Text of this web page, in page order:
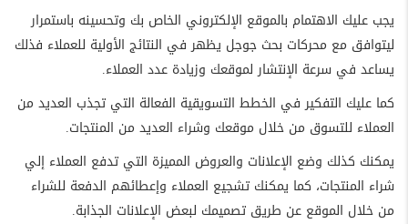
يجب عليك الاهتمام بالموقع الإلكتروني الخاص بك وتحسينه باستمرار
ليتوافق مع محركات بحث جوجل يظهر في النتائج الأولية للعملاء فذلك
يساعد في سرعة الإنتشار لموقعك وزيادة عدد العملاء.
كما عليك التفكير في الخطط التسويقية الفعالة التي تجذب العديد من
العملاء للتسوق من خلال موقعك وشراء العديد من المنتجات.
يمكنك كذلك وضع الإعلانات والعروض المميزة التي تدفع العملاء إلي
شراء المنتجات، كما يمكنك تشجيع العملاء وإعطائهم الدفعة للشراء
من خلال الموقع عن طريق تصميمك لبعض الإعلانات الجذابة.